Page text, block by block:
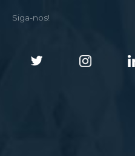
Siga-nos!